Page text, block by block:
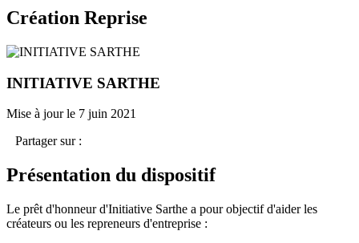
Création Reprise
INITIATIVE SARTHE
Mise à jour le 7 juin 2021
Partager sur :
Présentation du dispositif
Le prêt d'honneur d'Initiative Sarthe a pour objectif d'aider les
créateurs ou les repreneurs d'entreprise :